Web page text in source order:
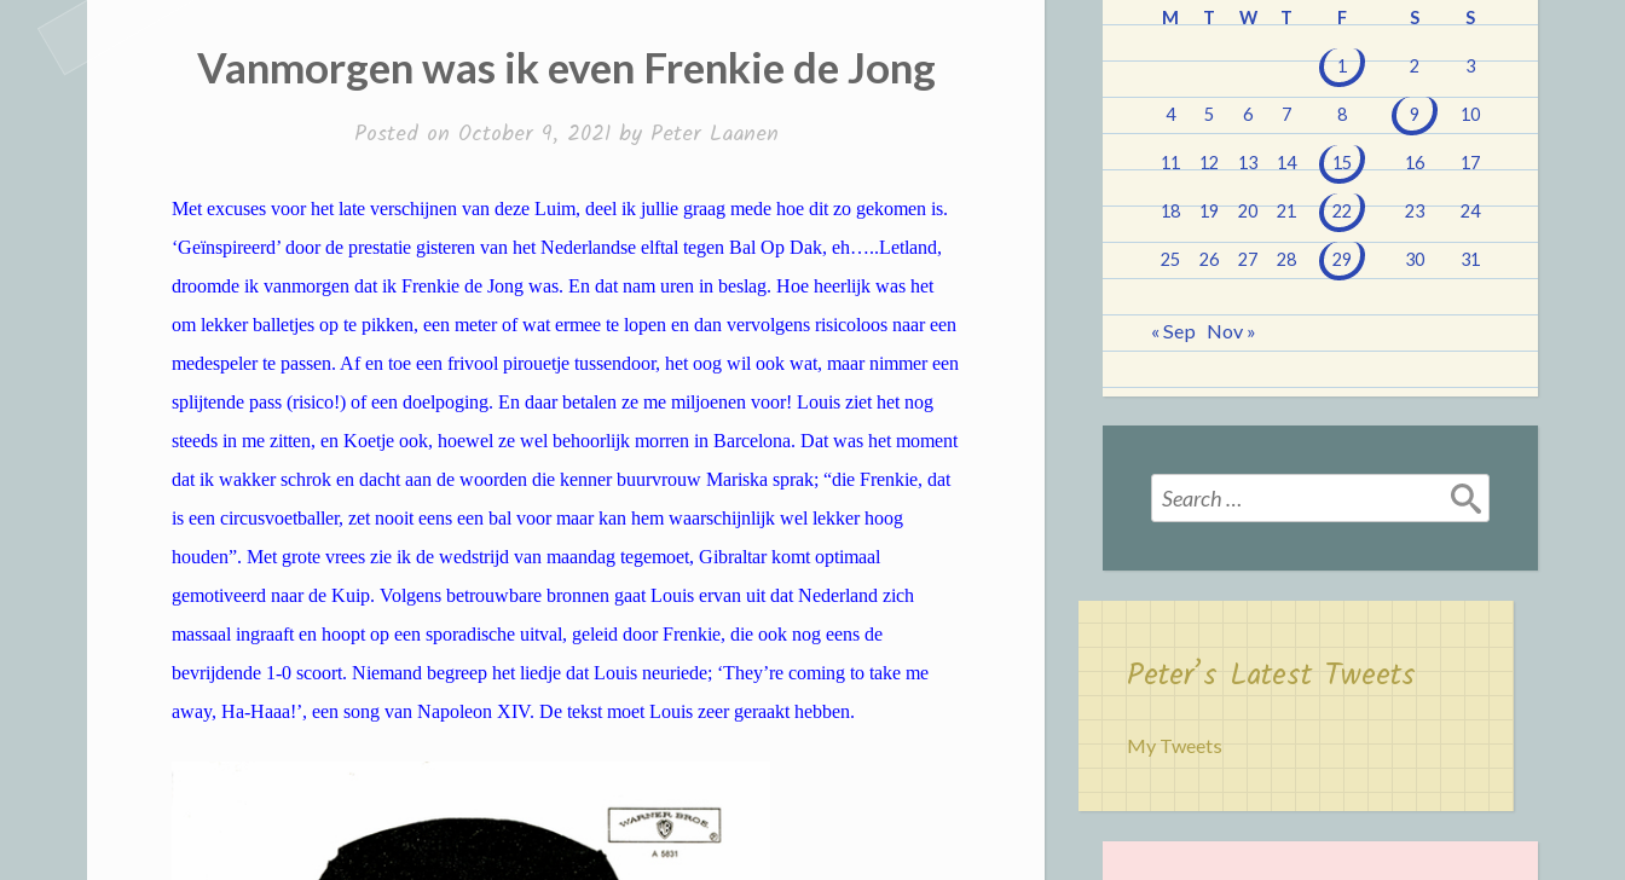
Vanmorgen was ik even Frenkie de Jong
Posted on October 9, 2021by Peter Laanen
Met excuses voor het late verschijnen van deze Luim, deel ik jullie graag mede hoe dit zo gekomen is.
‘Geïnspireerd’ door de prestatie gisteren van het Nederlandse elftal tegen Bal Op Dak, eh…..Letland,
droomde ik vanmorgen dat ik Frenkie de Jong was. En dat nam uren in beslag. Hoe heerlijk was het
om lekker balletjes op te pikken, een meter of wat ermee te lopen en dan vervolgens risicoloos naar een
medespeler te passen. Af en toe een frivool pirouetje tussendoor, het oog wil ook wat, maar nimmer een
splijtende pass (risico!) of een doelpoging. En daar betalen ze me miljoenen voor! Louis ziet het nog
steeds in me zitten, en Koetje ook, hoewel ze wel behoorlijk morren in Barcelona. Dat was het moment
dat ik wakker schrok en dacht aan de woorden die kenner buurvrouw Mariska sprak; “die Frenkie, dat
is een circusvoetballer, zet nooit eens een bal voor maar kan hem waarschijnlijk wel lekker hoog
houden”. Met grote vrees zie ik de wedstrijd van maandag tegemoet, Gibraltar komt optimaal
gemotiveerd naar de Kuip. Volgens betrouwbare bronnen gaat Louis ervan uit dat Nederland zich
massaal ingraaft en hoopt op een sporadische uitval, geleid door Frenkie, die ook nog eens de
bevrijdende 1-0 scoort. Niemand begreep het liedje dat Louis neuriede; ‘They’re coming to take me
away, Ha-Haaa!’, een song van Napoleon XIV. De tekst moet Louis zeer geraakt hebben.
M T W T F S S
1 2 3
4 5 6 7 8 9 10
11 12 13 14 15 16 17
18 19 20 21 22 23 24
25 26 27 28 29 30 31
« Sep Nov »
Search
for:
Peter’s Latest Tweets
My Tweets